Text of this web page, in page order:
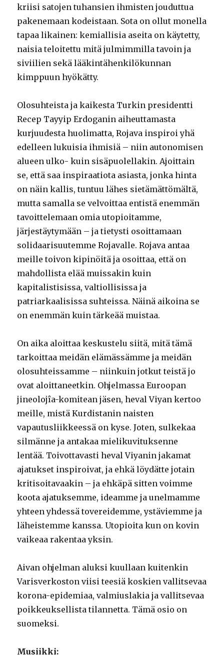
kriisi satojen tuhansien ihmisten jouduttua
pakenemaan kodeistaan. Sota on ollut monella
tapaa likainen: kemiallisia aseita on käytetty,
naisia teloitettu mitä julmimmilla tavoin ja
siviilien sekä lääkintähenkilökunnan
kimppuun hyökätty.
Olosuhteista ja kaikesta Turkin presidentti
Recep Tayyip Erdoganin aiheuttamasta
kurjuudesta huolimatta, Rojava inspiroi yhä
edelleen lukuisia ihmisiä – niin autonomisen
alueen ulko- kuin sisäpuolellakin. Ajoittain
se, että saa inspiraatiota asiasta, jonka hinta
on näin kallis, tuntuu lähes sietämättömältä,
mutta samalla se velvoittaa entistä enemmän
tavoittelemaan omia utopioitamme,
järjestäytymään – ja tietysti osoittamaan
solidaarisuutemme Rojavalle. Rojava antaa
meille toivon kipinöitä ja osoittaa, että on
mahdollista elää muissakin kuin
kapitalistisissa, valtiollisissa ja
patriarkaalisissa suhteissa. Näinä aikoina se
on enemmän kuin tärkeää muistaa.
On aika aloittaa keskustelu siitä, mitä tämä
tarkoittaa meidän elämässämme ja meidän
olosuhteissamme – niinkuin jotkut teistä jo
ovat aloittaneetkin. Ohjelmassa Euroopan
jineolojîa-komitean jäsen, heval Viyan kertoo
meille, mistä Kurdistanin naisten
vapautusliikkeessä on kyse. Joten, sulkekaa
silmänne ja antakaa mielikuvituksenne
lentää. Toivottavasti heval Viyanin jakamat
ajatukset inspiroivat, ja ehkä löydätte jotain
kritisoitavaakin – ja ehkäpä sitten voimme
koota ajatuksemme, ideamme ja unelmamme
yhteen yhdessä tovereidemme, ystäviemme ja
läheistemme kanssa. Utopioita kun on kovin
vaikeaa rakentaa yksin.
Aivan ohjelman aluksi kuullaan kuitenkin
Varisverkoston viisi teesiä koskien vallitsevaa
korona-epidemiaa, valmiuslakia ja vallitsevaa
poikkeuksellista tilannetta. Tämä osio on
suomeksi.
Musiikki: